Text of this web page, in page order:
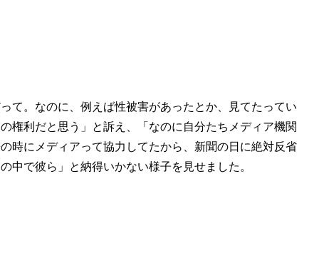
。なのに、例えば性被害があったとか、見てたってい
権利だと思う」と訴え、「なのに自分たちメディア機関
時にメディアって協力してたから、新聞の日に絶対反省
で彼ら」と納得いかない様子を見せました。